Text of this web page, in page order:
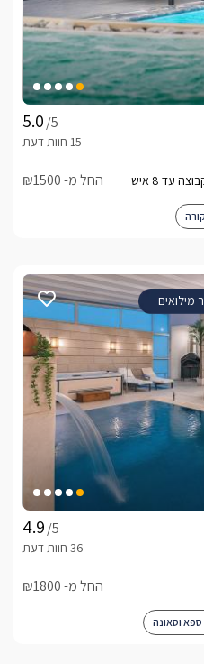
/5
החל מ- ₪1500
מילואים
/5
החל מ- ₪1800
וסאונה